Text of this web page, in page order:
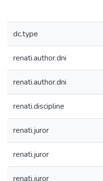
dc.type
renati.author.dni
renati.author.dni
renati.discipline
renati.juror
renati.juror
renati.juror